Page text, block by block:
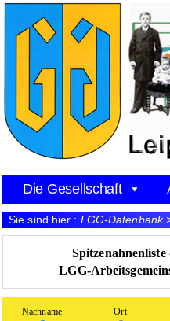
Die Gesellschaft
Sie sind hier : LGG-Datenbank
Spitzenahnenliste
LGG-
Nachname Ort